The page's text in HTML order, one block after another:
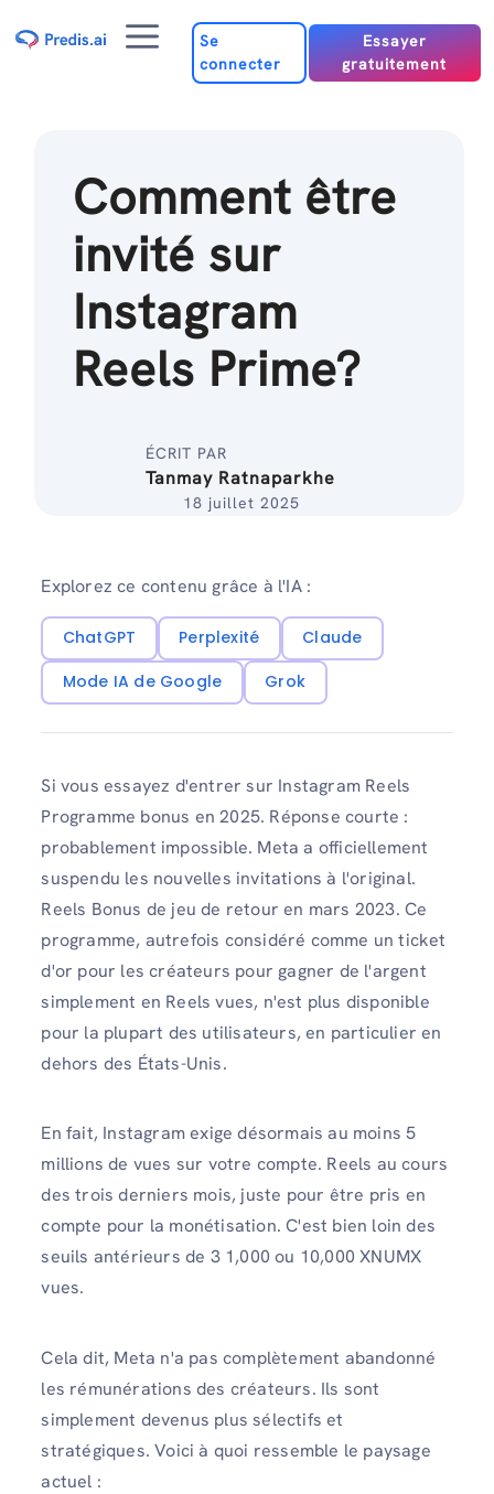
au
Menu
Se
connecter
Essayer
gratuitement
Comment être
invité sur
Instagram
Reels Prime?
ÉCRIT PAR
Tanmay Ratnaparkhe
18 juillet 2025
Explorez ce contenu grâce à l'IA :
ChatGPT Perplexité
Claude
Mode IA de Google
Grok
Si vous essayez d'entrer sur Instagram Reels
Programme bonus en 2025. Réponse courte :
probablement impossible. Meta a officiellement
suspendu les nouvelles invitations à l'original.
Reels Bonus de jeu de retour en mars 2023. Ce
programme, autrefois considéré comme un ticket
d'or pour les créateurs pour gagner de l'argent
simplement en Reels vues, n'est plus disponible
pour la plupart des utilisateurs, en particulier en
dehors des États-Unis.
En fait, Instagram exige désormais au moins 5
millions de vues sur votre compte. Reels au cours
des trois derniers mois, juste pour être pris en
compte pour la monétisation. C'est bien loin des
seuils antérieurs de 3 1,000 ou 10,000 XNUMX
vues.
Cela dit, Meta n'a pas complètement abandonné
les rémunérations des créateurs. Ils sont
simplement devenus plus sélectifs et
stratégiques. Voici à quoi ressemble le paysage
actuel :